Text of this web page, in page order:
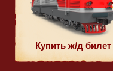
Купить ж/д билет